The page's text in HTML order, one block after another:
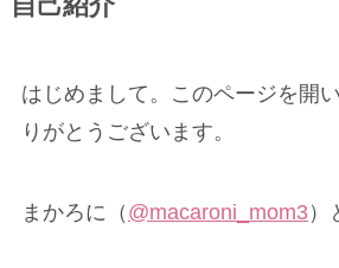
自己紹介
はじめまして。このページを開
りがとうございます。
まかろに（ @macaroni_mom3）